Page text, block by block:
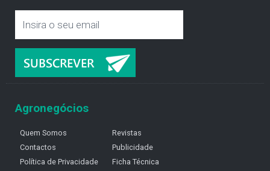
Agronegócios
Quem Somos
Contactos
Política de Privacidade
Revistas
Publicidade
Ficha Técnica